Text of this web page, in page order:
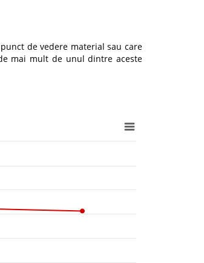
de vedere material sau care
mai mult de unul dintre aceste